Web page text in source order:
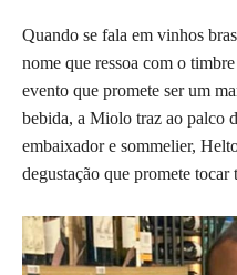
Quando se fala em vinhos
nome que ressoa com o
evento que promete ser um
bebida, a Miolo traz ao palco
embaixador e sommelier,
degustação que promete tocar